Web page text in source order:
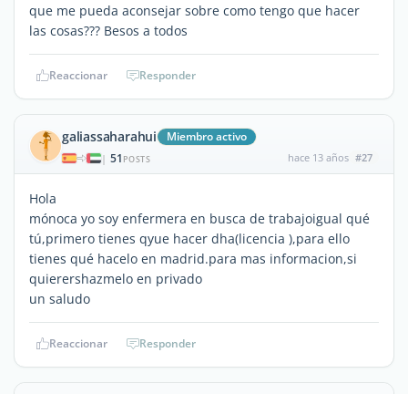
que me pueda aconsejar sobre como tengo que hacer
las cosas??? Besos a todos
Reaccionar Responder
galiassaharahui Miembro activo
| 51 POSTS hace 13 años #27
Hola
mónoca yo soy enfermera en busca de trabajoigual qué
tú,primero tienes qyue hacer dha(licencia ),para ello
tienes qué hacelo en madrid.para mas informacion,si
quierershazmelo en privado
un saludo
Reaccionar Responder